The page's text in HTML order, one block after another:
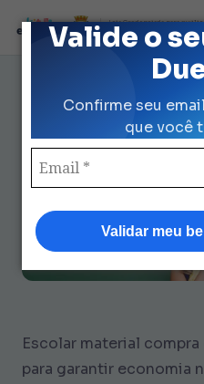
Valide o
Confirme seu
que você
Validar meu
Loja Credenciada para
e Kit Escolar da Prefeitura de
Escolar
Como?
Escolar material
para garantir economia